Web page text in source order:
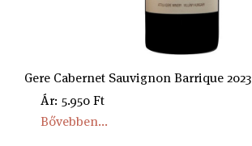
Gere Cabernet Sauvignon Barrique 2023
Ár: 5.950 Ft
Bővebben...